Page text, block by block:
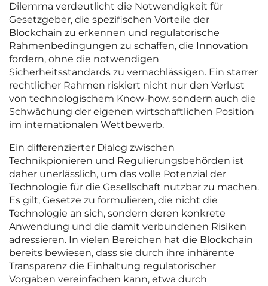
Dilemma verdeutlicht die Notwendigkeit für
Gesetzgeber, die spezifischen Vorteile der
Blockchain zu erkennen und regulatorische
Rahmenbedingungen zu schaffen, die Innovation
fördern, ohne die notwendigen
Sicherheitsstandards zu vernachlässigen. Ein starrer
rechtlicher Rahmen riskiert nicht nur den Verlust
von technologischem Know-how, sondern auch die
Schwächung der eigenen wirtschaftlichen Position
im internationalen Wettbewerb.
Ein differenzierter Dialog zwischen
Technikpionieren und Regulierungsbehörden ist
daher unerlässlich, um das volle Potenzial der
Technologie für die Gesellschaft nutzbar zu machen.
Es gilt, Gesetze zu formulieren, die nicht die
Technologie an sich, sondern deren konkrete
Anwendung und die damit verbundenen Risiken
adressieren. In vielen Bereichen hat die Blockchain
bereits bewiesen, dass sie durch ihre inhärente
Transparenz die Einhaltung regulatorischer
Vorgaben vereinfachen kann, etwa durch